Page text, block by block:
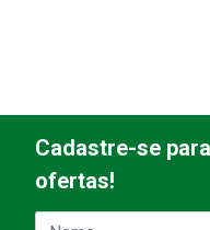
Cadastre-se
ofertas!